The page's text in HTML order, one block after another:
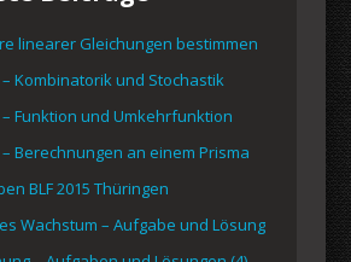
linearer Gleichungen bestimmen
– Kombinatorik und Stochastik
– Funktion und Umkehrfunktion
– Berechnungen an einem Prisma
BLF 2015 Thüringen
Wachstum – Aufgabe und Lösung